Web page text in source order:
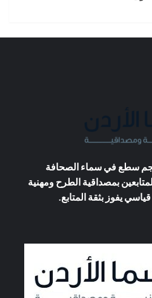
سطع في سماء الصحافة
بمصداقية الطرح ومهنية
يفوز بثقة المتابع.